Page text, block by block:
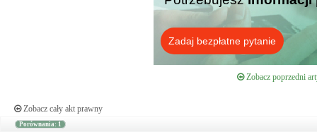
Zadaj bezpłatne pytanie
Zobacz poprzedni
Zobacz cały akt prawny
Porównania: 1